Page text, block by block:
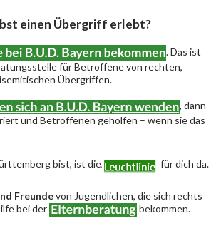
einen Übergriff erlebt?
. Das ist
für Betroffene von rechten,
Übergriffen.
, dann
und Betroffenen geholfen – wenn sie das
bist, ist die für dich da.
Freundevon Jugendlichen, die sich rechts
bei der
bekommen.